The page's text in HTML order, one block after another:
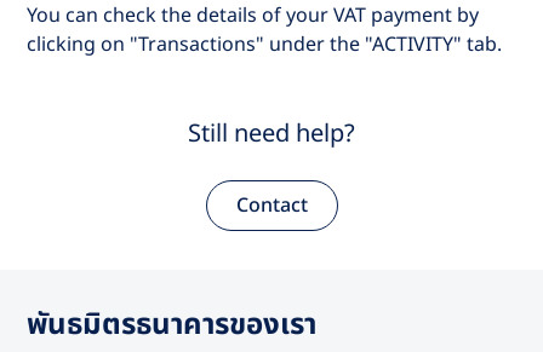
You can check the details of your VAT payment by
clicking on "Transactions" under the "ACTIVITY" tab.
Still need help?
Contact
พันธมิตรธนาคารของเรา